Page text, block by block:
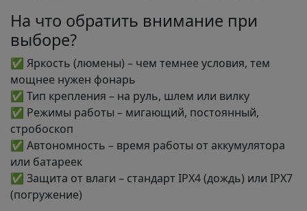
На что обратить внимание при
выборе?
✅ Яркость (люмены) – чем темнее условия, тем
мощнее нужен фонарь
✅ Тип крепления – на руль, шлем или вилку
✅ Режимы работы – мигающий, постоянный,
стробоскоп
✅ Автономность – время работы от аккумулятора
или батареек
✅ Защита от влаги – стандарт IPX4 (дождь) или IPX7
(погружение)